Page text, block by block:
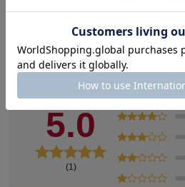
「ジェルリッチ」は、シリーズ史上最
ー付きで、とってもスムーズ。うるお
「ホット」は、じわーっとホットに感
感タイプ。
「メルティー」は、3つのポイント(フ
高いゼリー・ゴムにしっかり留まるゼ
体感をより感じられる仕様。
「L」は、ゆったり大きめのLサイズ。
続きを読む
商品レビュー
総合評価
5.0
(1)